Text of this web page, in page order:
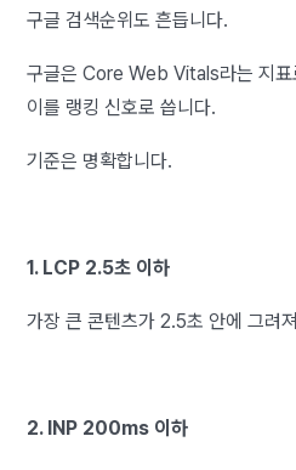
구글 검색순위도 흔듭니다.
구글은 Core Web Vitals라는 지표
이를 랭킹 신호로 씁니다.
기준은 명확합니다.
1. LCP 2.5초 이하
가장 큰 콘텐츠가 2.5초 안에 그려
2. INP 200ms 이하